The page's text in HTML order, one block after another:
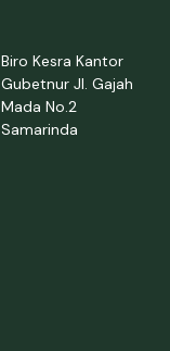
Biro Kesra Kantor
Gubetnur Jl. Gajah
Mada No.2
Samarinda